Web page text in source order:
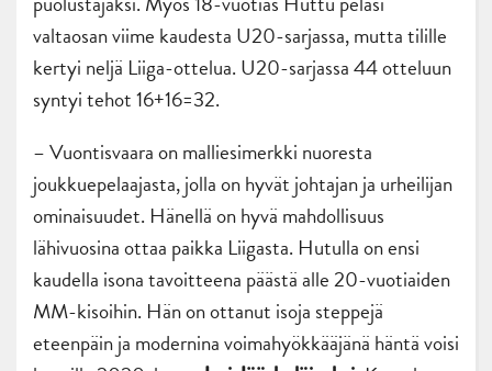
valtaosan viime kaudesta U20-sarjassa, mutta tilille
kertyi neljä Liiga-ottelua. U20-sarjassa 44 otteluun
syntyi tehot 16+16=32.
– Vuontisvaara on malliesimerkki nuoresta
joukkuepelaajasta, jolla on hyvät johtajan ja urheilijan
ominaisuudet. Hänellä on hyvä mahdollisuus
lähivuosina ottaa paikka Liigasta. Hutulla on ensi
kaudella isona tavoitteena päästä alle 20-vuotiaiden
MM-kisoihin. Hän on ottanut isoja steppejä
eteenpäin ja modernina voimahyökkääjänä häntä voisi